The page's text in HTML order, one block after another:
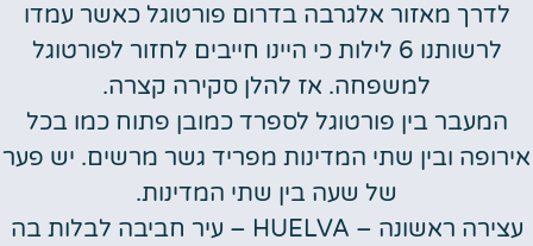
לדרך מאזור אלגרבה בדרום פורטוגל כאשר עמדו
לרשותנו 6 לילות כי היינו חייבים לחזור לפורטוגל
למשפחה. אז להלן סקירה קצרה.
המעבר בין פורטוגל לספרד כמובן פתוח כמו בכל
אירופה ובין שתי המדינות מפריד גשר מרשים. יש פער
של שעה בין שתי המדינות.
עצירה ראשונה
– HUELVA – עיר חביבה לבלות בה